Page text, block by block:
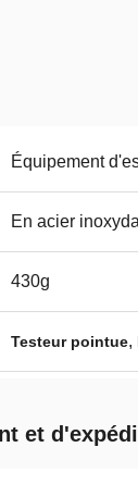
Équipement
En acier
430g
Testeur pointue,
et